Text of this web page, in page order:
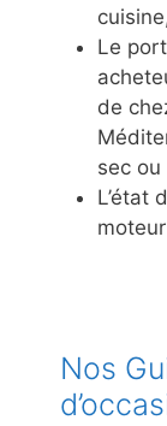
Le
de
sec ou
L’état
Nos